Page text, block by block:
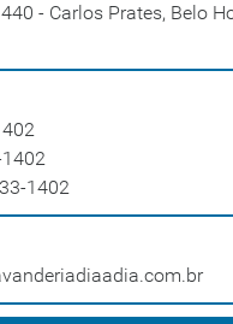
- Carlos Prates, Belo
1402